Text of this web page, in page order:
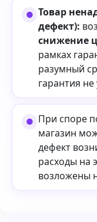
Товар
дефект):
снижение
рамках
разумный
гарантия не
При споре
магазин
дефект
расходы на
возложены